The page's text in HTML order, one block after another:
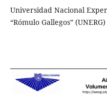
Universidad Nacional
“Rómulo Gallegos”